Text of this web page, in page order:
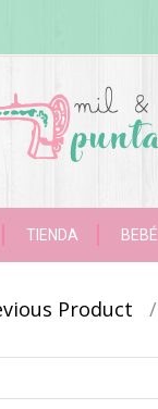
TIENDA BEBÉ
Product